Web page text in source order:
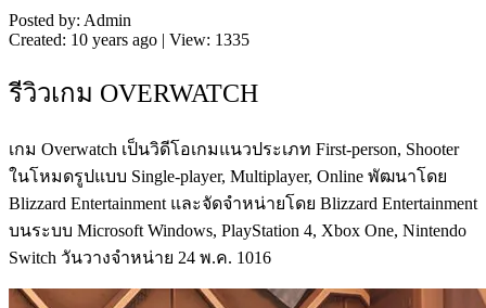
Posted by: Admin
Created: 10 years ago | View: 1335
รีวิวเกม OVERWATCH
เกม Overwatch เป็นวิดีโอเกมแนวประเภท First-person, Shooter
ในโหมดรูปแบบ Single-player, Multiplayer, Online พัฒนาโดย
Blizzard Entertainment และจัดจำหน่ายโดย Blizzard Entertainment
บนระบบ Microsoft Windows, PlayStation 4, Xbox One, Nintendo
Switch วันวางจำหน่าย 24 พ.ค. 1016